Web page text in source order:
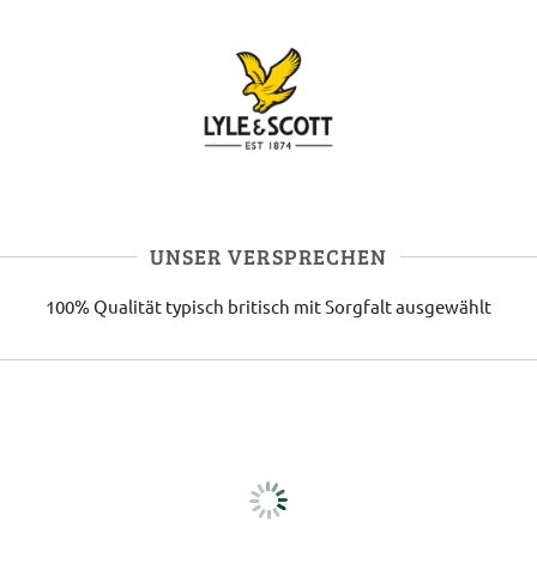
UNSER VERSPRECHEN
100% Qualität typisch britisch mit Sorgfalt ausgewählt